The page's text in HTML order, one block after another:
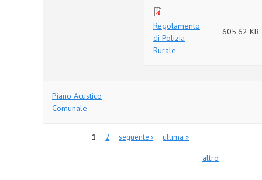
Regolamento
di Polizia
Rurale
605.62 KB
Piano Acustico
Comunale
1 2 seguente › ultima »
altro